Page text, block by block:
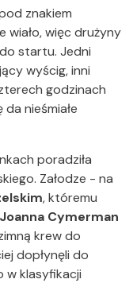
znakiem
więc drużyny
startu. Jedni
wyścig, inni
godzinach
nieśmiałe
poradziła
Załodze - na
, któremu
Joanna Cymerman
krew do
dopłynęli do
w klasyfikacji